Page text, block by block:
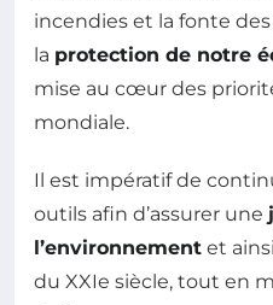
incendies et la fonte
la protection de notre
mise au cœur des
mondiale.
Il est impératif de
outils afin d’assurer une
l’environnement et
du XXIe siècle, tout en